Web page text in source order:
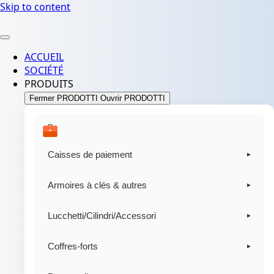
Skip to content
ACCUEIL
SOCIÉTÉ
PRODUITS
Fermer PRODOTTI Ouvrir PRODOTTI
Caisses de paiement ▸
Caisses de paiement
Armoires à clés & autres ▸
Armoires à clés
Lucchetti/Cilindri/Accessori ▸
Lucchetti
Coffres-forts ▸